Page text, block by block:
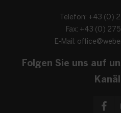
Telefon: +43 (0)
Fax: +43 (0)
E-Mail:
Folgen Sie uns auf